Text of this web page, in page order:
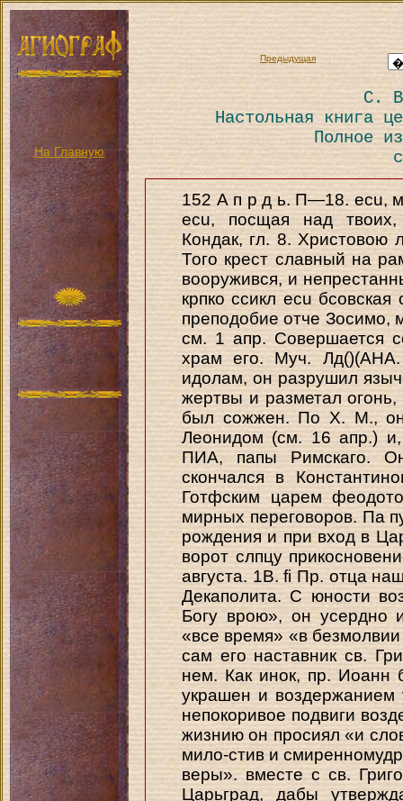
На Главную
Предыдущая
С.
Настольная книга
Полное
152 А п p д ь. П—18. ecu,
ecu, посщая над
Кондак, гл. 8. Христовою
Того крест славный на
вооружився, и
крпко ссикл ecu
преподобие отче Зосимо,
см. 1 апр. Совершается
храм его. Муч.
идолам, он разрушил
жертвы и разметал огонь,
был сожжен. По X. М.,
Леонидом (см. 16 апр.)
ПИА, папы Римскаго.
скончался в
Готфским царем
мирных переговоров. Па
рождения и при вход в
ворот слпцу
августа. 1В. fi Пр. отца
Декаполита. С юности
Богу врою», он усердно
«все время» «в
сам его наставник св.
нем. Как инок, пр. Иоанн
украшен и воздержанием
непокоривое подвиги
жизнию он просиял «и
мило-стив и
веры». вместе с св.
Царьград, дабы